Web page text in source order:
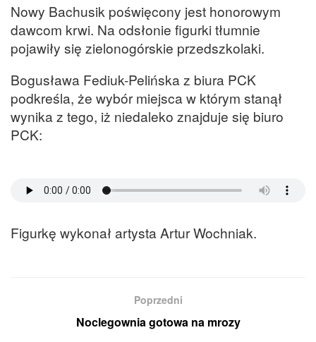
Nowy Bachusik poświęcony jest honorowym
dawcom krwi. Na odsłonie figurki tłumnie
pojawiły się zielonogórskie przedszkolaki.
Bogusława Fediuk-Pelińska z biura PCK
podkreśla, że wybór miejsca w którym stanął
wynika z tego, iż niedaleko znajduje się biuro
PCK:
Figurkę wykonał artysta Artur Wochniak.
Poprzedni
Noclegownia gotowa na mrozy